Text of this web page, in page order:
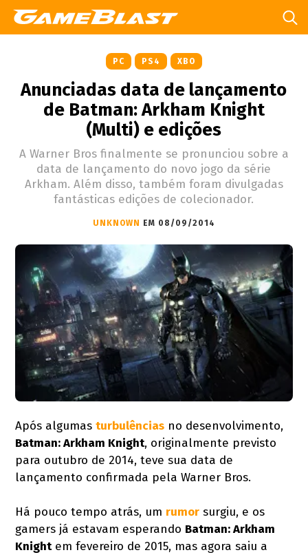
PC PS4 XBO
Anunciadas data de lançamento
de Batman: Arkham Knight
(Multi) e edições
A Warner Bros finalmente se pronunciou sobre a
data de lançamento do novo jogo da série
Arkham. Além disso, também foram divulgadas
fantásticas edições de colecionador.
UNKNOWN EM 08/09/2014
Após algumasturbulências no desenvolvimento,
Batman: Arkham Knight, originalmente previsto
para outubro de 2014, teve sua data de
lançamento confirmada pela Warner Bros.
Há pouco tempo atrás, um rumor surgiu, e os
gamers já estavam esperando Batman: Arkham
Knightem fevereiro de 2015, mas agora saiu a